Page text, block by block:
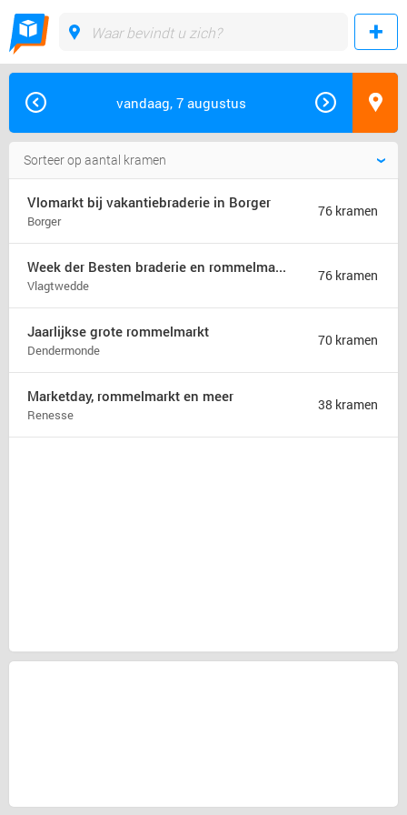
vandaag, 7 augustus
Vlomarkt bij vakantiebraderie in Borger
Borger
76 kramen
Week der Besten braderie en rommelmarkt (jaarmarkt)
Vlagtwedde
76 kramen
Jaarlijkse grote rommelmarkt
Dendermonde
70 kramen
Marketday, rommelmarkt en meer
Renesse
38 kramen